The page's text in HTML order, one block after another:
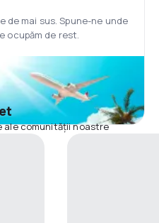
de mai sus. Spune-ne unde
ocupăm de rest.
ale comunității noastre